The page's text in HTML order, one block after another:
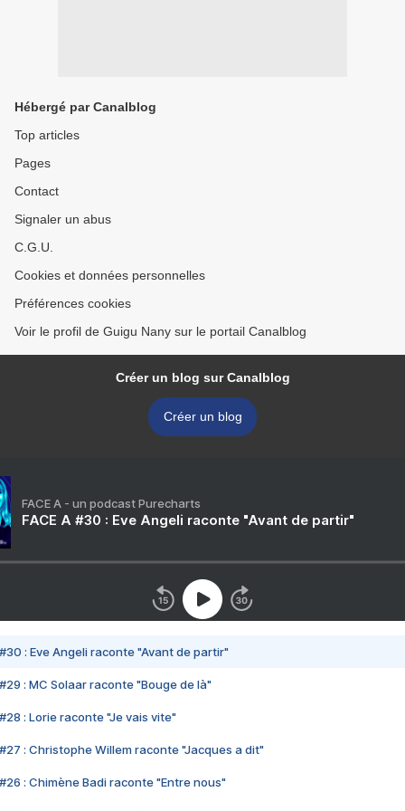
Hébergé par Canalblog
Top articles
Pages
Contact
Signaler un abus
C.G.U.
Cookies et données personnelles
Préférences cookies
Voir le profil de Guigu Nany sur le portail Canalblog
Créer un blog sur Canalblog
Créer un blog
FACE A - un podcast Purecharts
FACE A #30 : Eve Angeli raconte "Avant de partir"
#30 : Eve Angeli raconte "Avant de partir"
#29 : MC Solaar raconte "Bouge de là"
#28 : Lorie raconte "Je vais vite"
#27 : Christophe Willem raconte "Jacques a dit"
#26 : Chimène Badi raconte "Entre nous"